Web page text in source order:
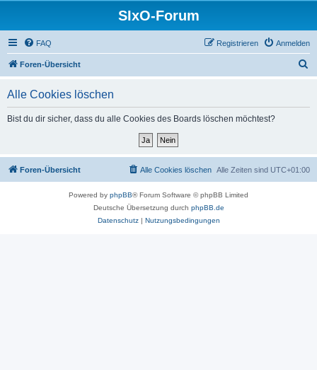
SIxO-Forum
FAQ Anmelden
Registrieren
Foren-Übersicht
Alle Cookies löschen
Bist du dir sicher, dass du alle Cookies des Boards löschen möchtest?
Foren-Übersicht Alle Zeiten sind UTC+01:00
Alle Cookies löschen
Powered by phpBB® Forum Software © phpBB Limited
Deutsche Übersetzung durch phpBB.de
Datenschutz| Nutzungsbedingungen